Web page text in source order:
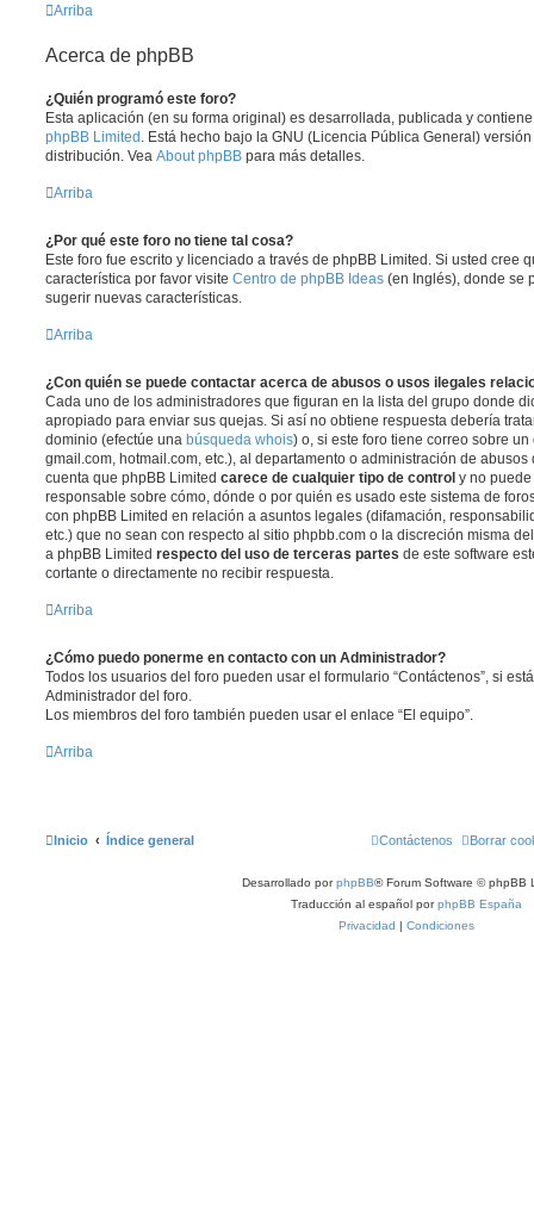
Arriba
Acerca de phpBB
¿Quién programó este foro?
Esta aplicación (en su forma original) es desarrollada, publicada y
phpBB Limited . Está hecho bajo la GNU (Licencia Pública General)
distribución. Vea About phpBB para más detalles.
Arriba
¿Por qué este foro no tiene tal cosa?
Este foro fue escrito y licenciado a través de phpBB Limited. Si usted cree
característica por favor visite Centro de phpBB Ideas (en Inglés), donde se
sugerir nuevas características.
Arriba
¿Con quién se puede contactar acerca de abusos o usos ilegales
Cada uno de los administradores que figuran en la lista del grupo donde
apropiado para enviar sus quejas. Si así no obtiene respuesta debería
dominio (efectúe una búsqueda whois) o, si este foro tiene correo sobre
gmail.com, hotmail.com, etc.), al departamento o administración de
cuenta que phpBB Limited carece de cualquier tipo de control y no
responsable sobre cómo, dónde o por quién es usado este sistema de
con phpBB Limited en relación a asuntos legales (difamación,
etc.) que no sean con respecto al sitio phpbb.com o la discreción misma
a phpBB Limited respecto del uso de terceras partes de este software
cortante o directamente no recibir respuesta.
Arriba
¿Cómo puedo ponerme en contacto con un Administrador?
Todos los usuarios del foro pueden usar el formulario “Contáctenos”, si
Administrador del foro.
Los miembros del foro también pueden usar el enlace “El equipo”.
Arriba
Inicio Índice general Borrar
Contáctenos
Desarrollado porphpBB® Forum Software © phpBB
Traducción al español porphpBB España
Privacidad | Condiciones